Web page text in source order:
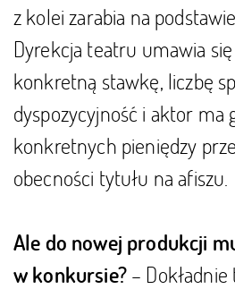
z kolei zarabia na
Dyrekcja teatru umawia
konkretną stawkę, liczbę
dyspozycyjność i aktor ma
konkretnych pieniędzy
obecności tytułu na afiszu.
Ale do nowej produkcji
w konkursie? –